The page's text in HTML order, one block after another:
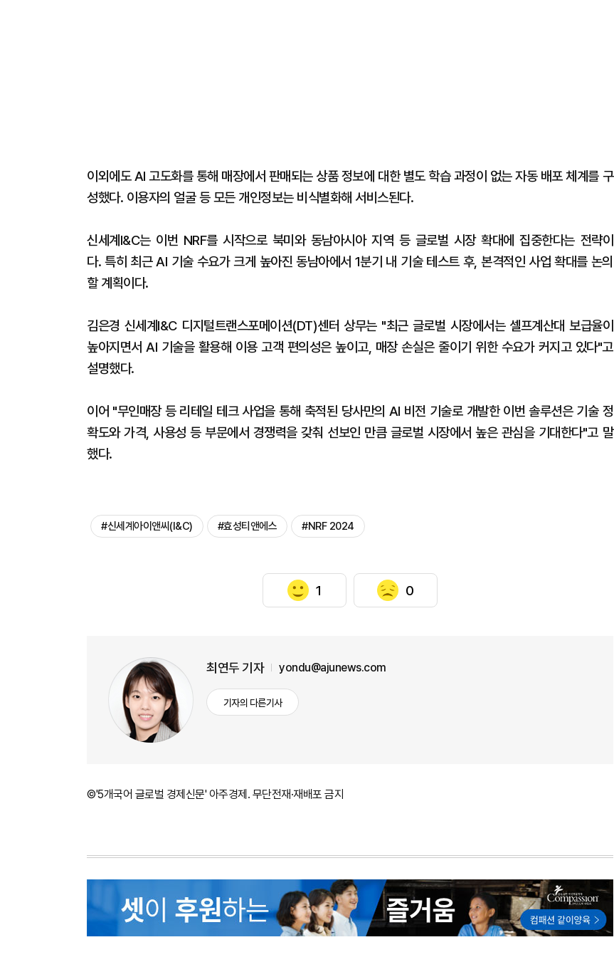
이외에도 AI 고도화를 통해 매장에서 판매되는 상품 정보에 대한 별도 학습 과정이 없는 자동 배포 체계를 구
성했다. 이용자의 얼굴 등 모든 개인정보는 비식별화해 서비스된다.
신세계I&C는 이번 NRF를 시작으로 북미와 동남아시아 지역 등 글로벌 시장 확대에 집중한다는 전략이
다. 특히 최근 AI 기술 수요가 크게 높아진 동남아에서 1분기 내 기술 테스트 후, 본격적인 사업 확대를 논의
할 계획이다.
김은경 신세계I&C 디지털트랜스포메이션(DT)센터 상무는 "최근 글로벌 시장에서는 셀프계산대 보급율이
높아지면서 AI 기술을 활용해 이용 고객 편의성은 높이고, 매장 손실은 줄이기 위한 수요가 커지고 있다"고
설명했다.
이어 "무인매장 등 리테일 테크 사업을 통해 축적된 당사만의 AI 비전 기술로 개발한 이번 솔루션은 기술 정
확도와 가격, 사용성 등 부문에서 경쟁력을 갖춰 선보인 만큼 글로벌 시장에서 높은 관심을 기대한다"고 말
했다.
#신세계아이앤씨(I&C) #효성티앤에스 #NRF 2024
1 0
최연두 기자 yondu@ajunews.com
기자의 다른기사
©'5개국어 글로벌 경제신문' 아주경제. 무단전재·재배포 금지